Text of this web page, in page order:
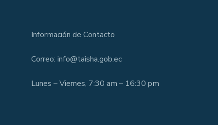
Información de Contacto
Correo: info@taisha.gob.ec
Lunes – Viernes, 7:30 am – 16:30 pm